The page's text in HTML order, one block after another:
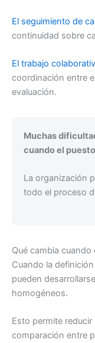
El seguimiento de
continuidad sobre
El trabajo
coordinación entre
evaluación.
Muchas
cuando el
La organización
todo el proceso
Qué cambia
Cuando la
pueden
homogéneos.
Esto permite
comparación entre